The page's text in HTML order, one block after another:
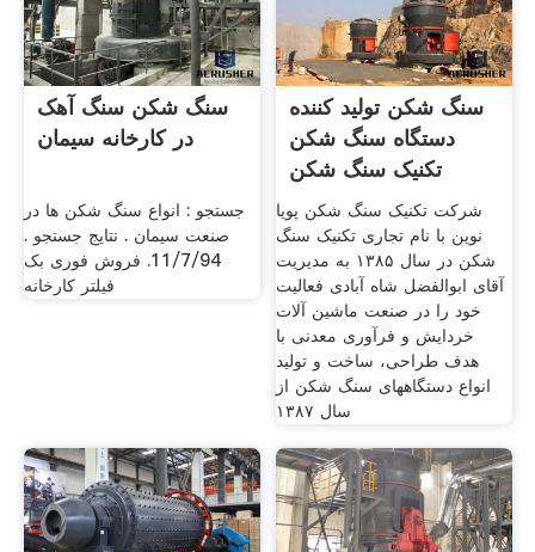
سنگ شکن سنگ آهک
در کارخانه سیمان
جستجو : انواع سنگ شکن ها در
صنعت سیمان . نتایج جستجو .
11/7/94. فروش فوری بک
فیلتر کارخانه
سنگ شکن تولید کننده
دستگاه سنگ شکن
تکنیک سنگ شکن
شرکت تکنیک سنگ شکن پویا
نوین با نام تجاری تکنیک سنگ
شکن در سال ۱۳۸۵ به مدیریت
آقای ابوالفضل شاه آبادی فعالیت
خود را در صنعت ماشین آلات
خردایش و فرآوری معدنی با
هدف طراحی، ساخت و تولید
انواع دستگاههای سنگ شکن از
سال ۱۳۸۷